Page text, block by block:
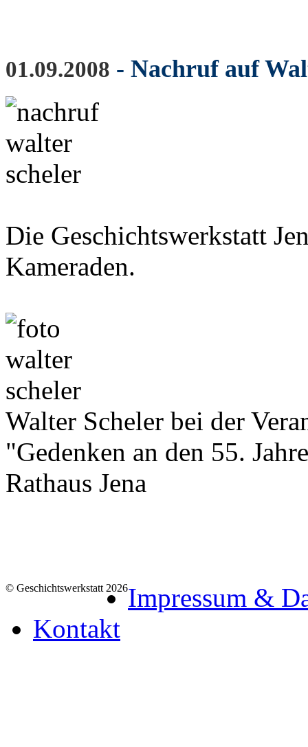
01.09.2008 - Nachruf auf
Die Geschichtswerkstatt
Kameraden.
Walter Scheler bei der
"Gedenken an den 55.
Rathaus Jena
© Geschichtswerkstatt 2026Impressum &
Kontakt